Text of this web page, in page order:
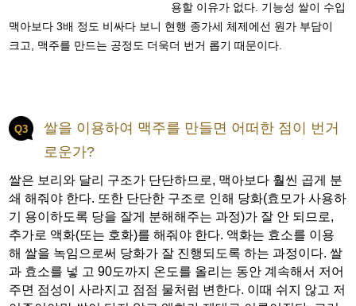
용할 이유가 없다. 기능성 쌀이 수입
맥아보다 3배 정도 비싸다 보니 현행 종가세 체제에선 원가 부담이
크고, 맥주를 만드는 공정도 더욱더 번거 롭기 때문이다.
Q3
쌀을 이용하여 맥주를 만들면 어떠한 점이 번거
로운가?
쌀은 보리와 달리 구조가 단단하므로, 맥아보다 훨씬 곱게 분
쇄 해줘야 한다. 또한 단단한 구조로 인해 당화(효모가 사용하
기 용이하도록 당을 잘게 분해해주는 과정)가 잘 안 되므로,
추가로 액화(또는 호화)를 해줘야 한다. 액화는 효소를 이용
해 쌀을 녹임으로써 당화가 잘 진행되도록 하는 과정이다. 쌀
과 효소를 넣 고 90도까지 온도를 올리는 동안 계속해서 저어
주면 점성이 사라지고 점점 물처럼 변한다. 이때 쉬지 않고 저